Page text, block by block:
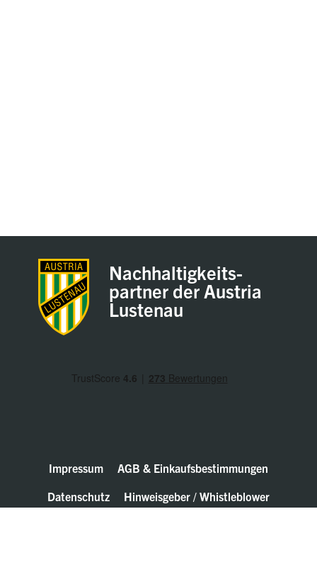
Nachhaltigkeits-
partner der Austria
Lustenau
Impressum
AGB & Einkaufsbestimmungen
Datenschutz
Hinweisgeber / Whistleblower